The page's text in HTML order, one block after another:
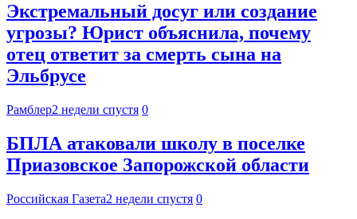
Экстремальный досуг или создание
угрозы? Юрист объяснила, почему
отец ответит за смерть сына на
Эльбрусе
Рамблер2 недели спустя 0
БПЛА атаковали школу в поселке
Приазовское Запорожской области
Российская Газета2 недели спустя 0